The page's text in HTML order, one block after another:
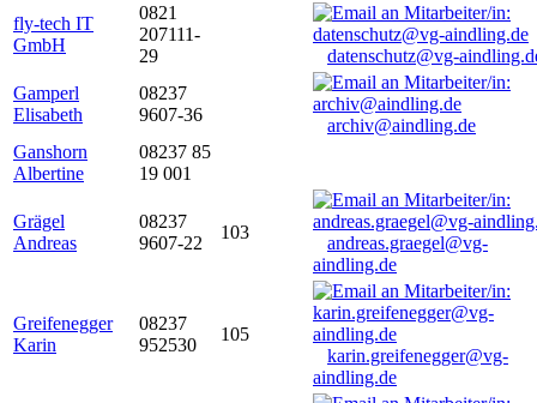
fly-tech IT
GmbH
0821
207111-
29
datenschutz@vg-
Gamperl
Elisabeth
08237
9607-36
archiv@aindling.de
Ganshorn
Albertine
08237 85
19 001
Grägel
Andreas
08237
9607-22
103
andreas.graegel@vg-
aindling.de
Greifenegger
Karin
08237
952530
105
karin.greifenegger@vg-
aindling.de